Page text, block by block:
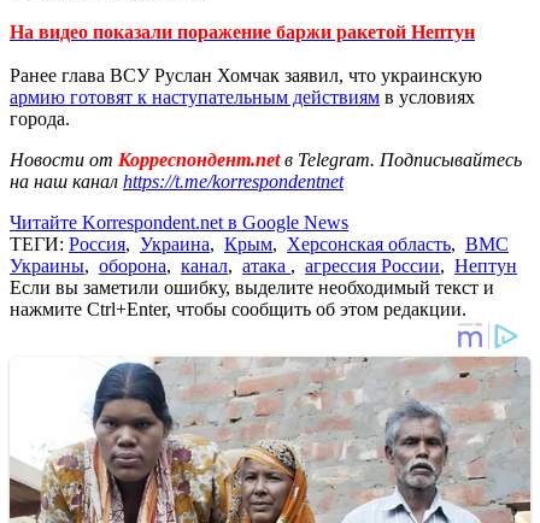
На видео показали поражение баржи ракетой Нептун
Ранее глава ВСУ Руслан Хомчак заявил, что украинскую
армию готовят к наступательным действиям в условиях
города.
Новости от Корреспондент.netв Telegram. Подписывайтесь
на наш канал https://t.me/korrespondentnet
Читайте Korrespondent.net в Google News
ТЕГИ: Россия, Украина, Крым, Херсонская область, ВМС
Украины, оборона, канал, атака , агрессия России, Нептун
Если вы заметили ошибку, выделите необходимый текст и
нажмите Ctrl+Enter, чтобы сообщить об этом редакции.